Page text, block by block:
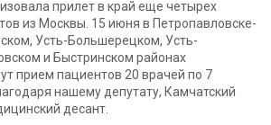
прилет в край еще четырех
из Москвы. 15 июня в Петропавловске-
Усть-Большерецком, Усть-
и Быстринском районах
прием пациентов 20 врачей по 7
нашему депутату, Камчатский
десант.